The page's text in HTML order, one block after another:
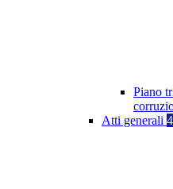
Piano
Atti generali